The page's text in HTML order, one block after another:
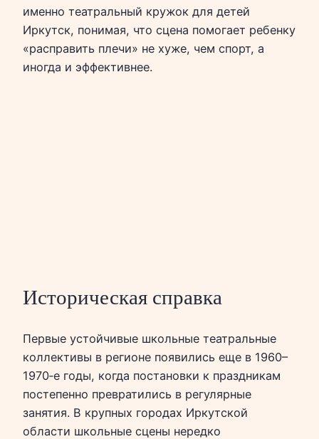
именно театральный кружок для детей
Иркутск, понимая, что сцена помогает ребенку
«расправить плечи» не хуже, чем спорт, а
иногда и эффективнее.
Историческая справка
Первые устойчивые школьные театральные
коллективы в регионе появились еще в 1960–
1970‑е годы, когда постановки к праздникам
постепенно превратились в регулярные
занятия. В крупных городах Иркутской
области школьные сцены нередко